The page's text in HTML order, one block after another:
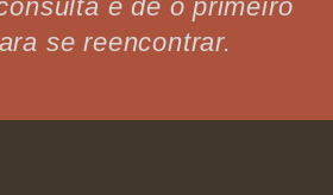
e dê o primeiro
se reencontrar.